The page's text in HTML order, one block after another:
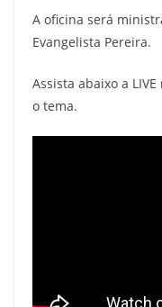
A oficina será
Evangelista Pereira.
Assista abaixo a
o tema.